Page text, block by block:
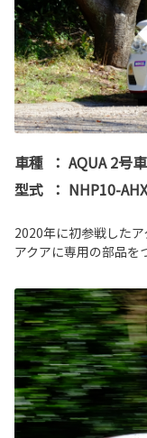
車種 ： AQUA 2号車
型式 ： NHP10-
2020年に初参戦したア
アクアに専用の部品を